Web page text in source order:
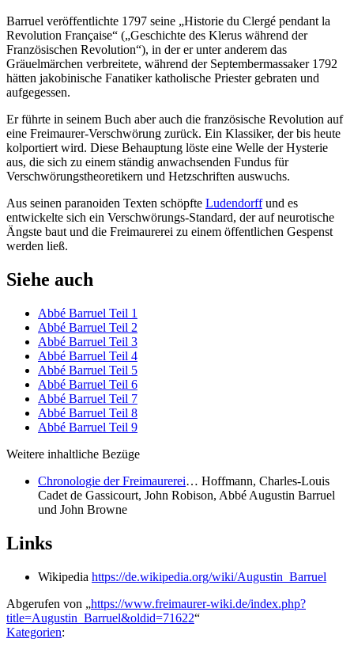
Barruel veröffentlichte 1797 seine „Historie du Clergé pendant la
Revolution Française“ („Geschichte des Klerus während der
Französischen Revolution“), in der er unter anderem das
Gräuelmärchen verbreitete, während der Septembermassaker 1792
hätten jakobinische Fanatiker katholische Priester gebraten und
aufgegessen.
Er führte in seinem Buch aber auch die französische Revolution auf
eine Freimaurer-Verschwörung zurück. Ein Klassiker, der bis heute
kolportiert wird. Diese Behauptung löste eine Welle der Hysterie
aus, die sich zu einem ständig anwachsenden Fundus für
Verschwörungstheoretikern und Hetzschriften auswuchs.
Aus seinen paranoiden Texten schöpfte Ludendorffund es
entwickelte sich ein Verschwörungs-Standard, der auf neurotische
Ängste baut und die Freimaurerei zu einem öffentlichen Gespenst
werden ließ.
Siehe auch
Abbé Barruel Teil 1
Abbé Barruel Teil 2
Abbé Barruel Teil 3
Abbé Barruel Teil 4
Abbé Barruel Teil 5
Abbé Barruel Teil 6
Abbé Barruel Teil 7
Abbé Barruel Teil 8
Abbé Barruel Teil 9
Weitere inhaltliche Bezüge
Chronologie der Freimaurerei… Hoffmann, Charles-Louis
Cadet de Gassicourt, John Robison, Abbé Augustin Barruel
und John Browne
Links
Wikipedia https://de.wikipedia.org/wiki/Augustin_Barruel
Abgerufen von „https://www.freimaurer-wiki.de/index.php?
title=Augustin_Barruel&oldid=71622“
Kategorien: